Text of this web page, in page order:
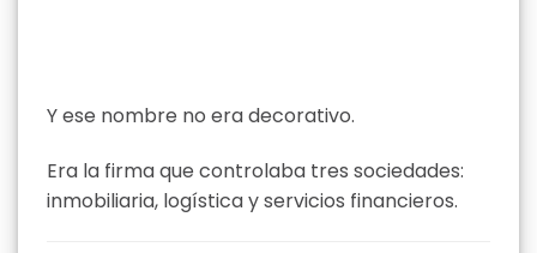
Y ese nombre no era decorativo.
Era la firma que controlaba tres sociedades:
inmobiliaria, logística y servicios financieros.